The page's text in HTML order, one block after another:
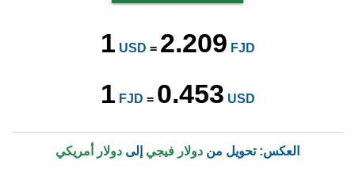
1 USD = 2.209 FJD
1 FJD = 0.453 USD
العكس: تحويل من دولار فيجي إلى دولار أمريكي